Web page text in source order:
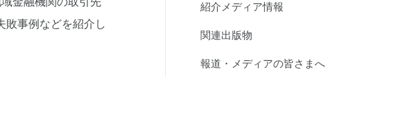
敗事例などを紹介し
紹介メディア情報
関連出版物
報道・メディアの皆さまへ